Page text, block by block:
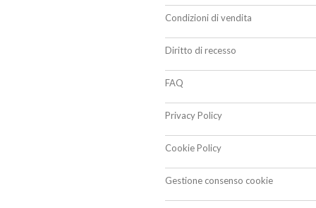
Condizioni di vendita
Diritto di recesso
FAQ
Privacy Policy
Cookie Policy
Gestione consenso cookie